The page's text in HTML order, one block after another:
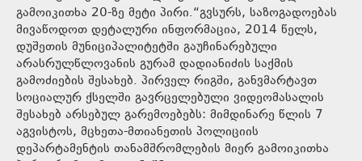
გამოიკითხა 20-ზე მეტი პირი.“გვსურს, საზოგადოებას
მივაწოდოთ დეტალური ინფორმაცია, 2014 წელს,
დუშეთის მუნიციპალიტეტში გაუჩინარებული
არასრულწლოვანის გურამ დადიანიძის საქმის
გამოძიების შესახებ. პირველ რიგში, განვმარტავთ
სოციალურ ქსელში გავრცელებული ვიდეომასალის
შესახებ არსებულ გარემოებებს: მიმდინარე წლის 7
აგვისტოს, მცხეთა-მთიანეთის პოლიციის
დეპარტამენტის თანამშრომლების მიერ გამოიკითხა